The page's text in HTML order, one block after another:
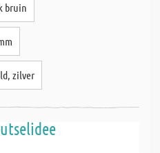
bruin
zilver